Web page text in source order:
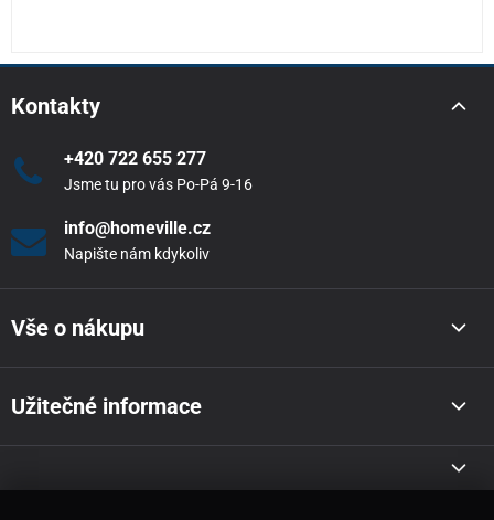
Kontakty
+420 722 655 277
Jsme tu pro vás Po-Pá 9-16
info@homeville.cz
Napište nám kdykoliv
Vše o nákupu
Užitečné informace